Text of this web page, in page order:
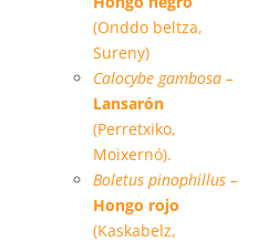
(Onddo beltza,
Sureny)
Calocybe gambosa –
Lansarón
(Perretxiko,
Moixernó).
Boletus pinophillus –
Hongo rojo
(Kaskabelz,